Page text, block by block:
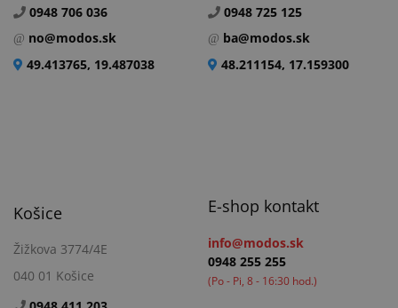
0948 706 036
no@modos.sk
49.413765, 19.487038
0948 725 125
ba@modos.sk
48.211154, 17.159300
Košice
Žižkova 3774/4E
040 01 Košice
E-shop kontakt
info@modos.sk
0948 255 255
(Po - Pi, 8 - 16:30 hod.)